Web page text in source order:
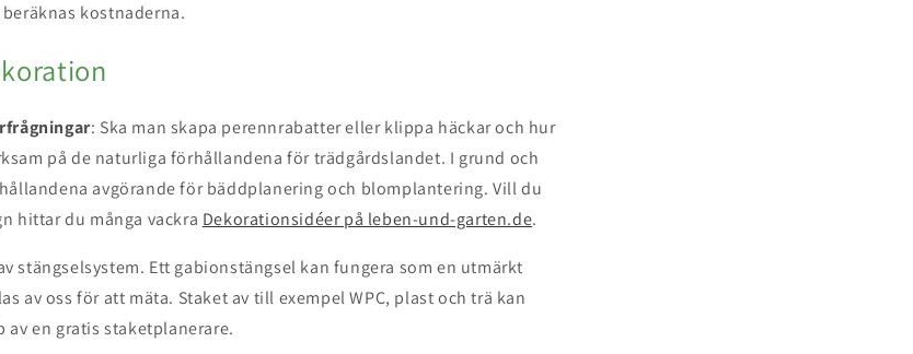
kostnaderna.
: Ska man skapa perennrabatter eller klippa häckar och hur
på de naturliga förhållandena för trädgårdslandet. I grund och
avgörande för bäddplanering och blomplantering. Vill du
hittar du många vackra Dekorationsidéer på leben-und-garten.de.
stängselsystem. Ett gabionstängsel kan fungera som en utmärkt
av oss för att mäta. Staket av till exempel WPC, plast och trä kan
en gratis staketplanerare.